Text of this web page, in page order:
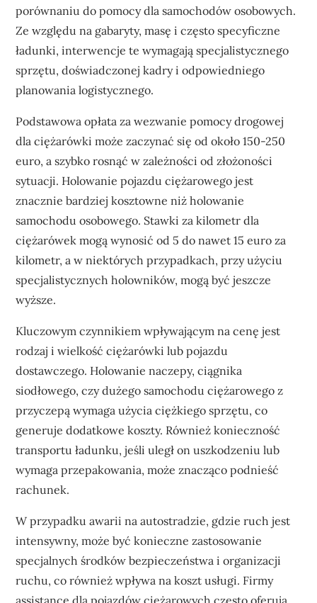
porównaniu do pomocy dla samochodów osobowych.
Ze względu na gabaryty, masę i często specyficzne
ładunki, interwencje te wymagają specjalistycznego
sprzętu, doświadczonej kadry i odpowiedniego
planowania logistycznego.
Podstawowa opłata za wezwanie pomocy drogowej
dla ciężarówki może zaczynać się od około 150-250
euro, a szybko rosnąć w zależności od złożoności
sytuacji. Holowanie pojazdu ciężarowego jest
znacznie bardziej kosztowne niż holowanie
samochodu osobowego. Stawki za kilometr dla
ciężarówek mogą wynosić od 5 do nawet 15 euro za
kilometr, a w niektórych przypadkach, przy użyciu
specjalistycznych holowników, mogą być jeszcze
wyższe.
Kluczowym czynnikiem wpływającym na cenę jest
rodzaj i wielkość ciężarówki lub pojazdu
dostawczego. Holowanie naczepy, ciągnika
siodłowego, czy dużego samochodu ciężarowego z
przyczepą wymaga użycia ciężkiego sprzętu, co
generuje dodatkowe koszty. Również konieczność
transportu ładunku, jeśli uległ on uszkodzeniu lub
wymaga przepakowania, może znacząco podnieść
rachunek.
W przypadku awarii na autostradzie, gdzie ruch jest
intensywny, może być konieczne zastosowanie
specjalnych środków bezpieczeństwa i organizacji
ruchu, co również wpływa na koszt usługi. Firmy
assistance dla pojazdów ciężarowych często oferują